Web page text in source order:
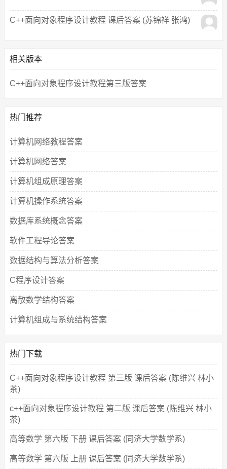
C++面向对象程序设计教程 课后答案 (苏锦祥 张鸿)
相关版本
C++面向对象程序设计教程第三版答案
热门推荐
计算机网络教程答案
计算机网络答案
计算机组成原理答案
计算机操作系统答案
数据库系统概念答案
软件工程导论答案
数据结构与算法分析答案
C程序设计答案
离散数学结构答案
计算机组成与系统结构答案
热门下载
C++面向对象程序设计教程 第三版 课后答案 (陈维兴 林小
茶)
c++面向对象程序设计教程 第二版 课后答案 (陈维兴 林小
茶)
高等数学 第六版 下册 课后答案 (同济大学数学系)
高等数学 第六版 上册 课后答案 (同济大学数学系)